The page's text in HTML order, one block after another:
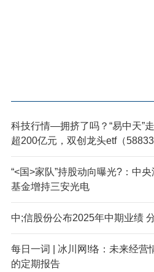
科技行情—拥挤了吗？“易中天”
超200亿元，双创龙头etf（
“<国>家队”持股动向曝光?：中
基金增持三安光电
中;信股份公布2025年中期业绩
每日一词 | 冰川网!络：未来经营
的定期报告